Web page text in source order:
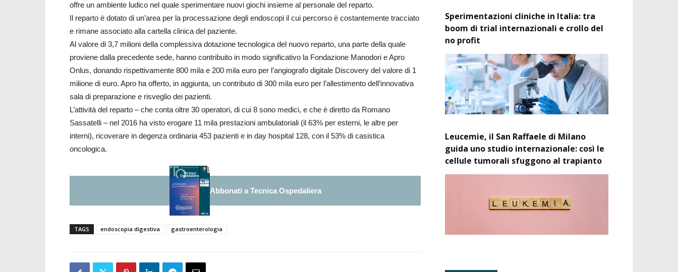
offre un ambiente ludico nel quale sperimentare nuovi giochi insieme al personale del reparto.
Il reparto è dotato di un’area per la processazione degli endoscopi il cui percorso è costantemente tracciato
e rimane associato alla cartella clinica del paziente.
Al valore di 3,7 milioni della complessiva dotazione tecnologica del nuovo reparto, una parte della quale
proviene dalla precedente sede, hanno contribuito in modo significativo la Fondazione Manodori e Apro
Onlus, donando rispettivamente 800 mila e 200 mila euro per l’angiografo digitale Discovery del valore di 1
milione di euro. Apro ha offerto, in aggiunta, un contributo di 300 mila euro per l’allestimento dell’innovativa
sala di preparazione e risveglio dei pazienti.
L’attività del reparto – che conta oltre 30 operatori, di cui 8 sono medici, e che è diretto da Romano
Sassatelli – nel 2016 ha visto erogare 11 mila prestazioni ambulatoriali (il 63% per esterni, le altre per
interni), ricoverare in degenza ordinaria 453 pazienti e in day hospital 128, con il 53% di casistica
oncologica.
Abbonati a Tecnica Ospedaliera
TAGS endoscopia digestiva gastroenterologia
Sperimentazioni cliniche in Italia: tra
boom di trial internazionali e crollo del
no profit
Leucemie, il San Raffaele di Milano
guida uno studio internazionale: così le
cellule tumorali sfuggono al trapianto